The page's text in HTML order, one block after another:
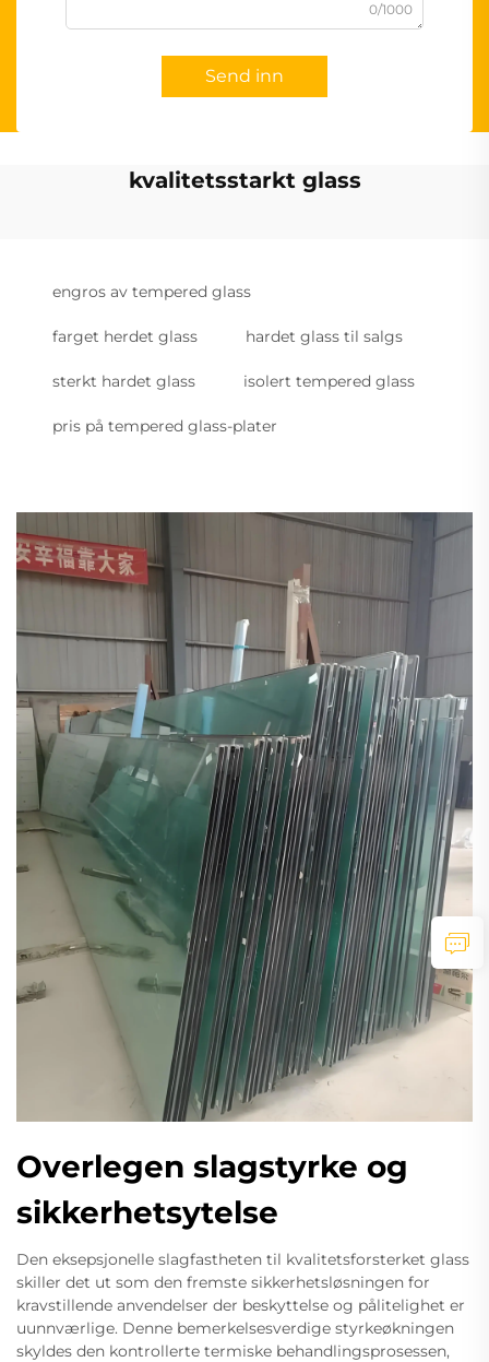
0/1000
Send inn
kvalitetsstarkt glass
engros av tempered glass
farget herdet glass hardet glass til salgs
sterkt hardet glass isolert tempered glass
pris på tempered glass-plater
Overlegen slagstyrke og
sikkerhetsytelse
Den eksepsjonelle slagfastheten til kvalitetsforsterket glass
skiller det ut som den fremste sikkerhetsløsningen for
kravstillende anvendelser der beskyttelse og pålitelighet er
uunnværlige. Denne bemerkelsesverdige styrkeøkningen
skyldes den kontrollerte termiske behandlingsprosessen,